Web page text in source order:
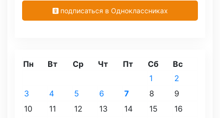
подписаться в Одноклассниках
Пн Вт Ср Чт Пт Сб Вс
1
2
3
4 5 6 7 8
9
10
11 12 13 14 15
16